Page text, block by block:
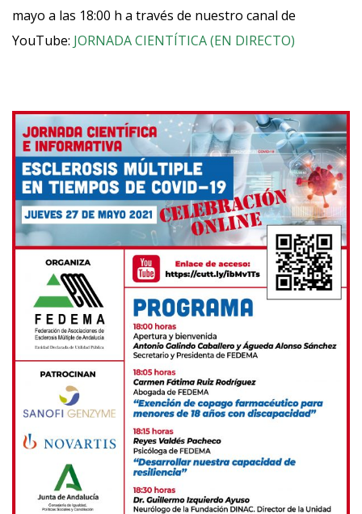
mayo a las 18:00 h a través de nuestro canal de
YouTube: JORNADA CIENTÍTICA (EN DIRECTO)